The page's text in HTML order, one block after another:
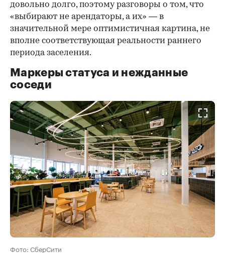
довольно долго, поэтому разговоры о том, что
«выбирают не арендаторы, а их» — в
значительной мере оптимистичная картина, не
вполне соответствующая реальности раннего
периода заселения.
Маркеры статуса и нежданные
соседи
Фото: СберСити